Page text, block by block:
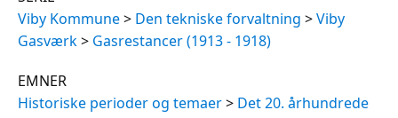
Viby Kommune> Den tekniske forvaltning >Viby
Gasværk> Gasrestancer (1913 - 1918)
EMNER
Historiske perioder og temaer> Det 20. århundrede